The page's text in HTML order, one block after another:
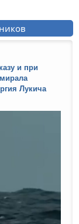
и при
Лукича